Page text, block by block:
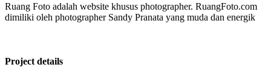
Ruang Foto adalah website khusus photographer. RuangFoto.com
dimiliki oleh photographer Sandy Pranata yang muda dan energik
Project details